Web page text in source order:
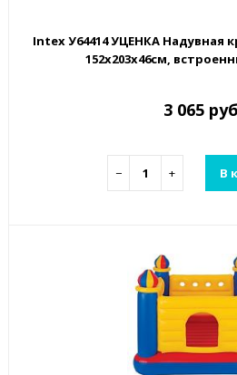
Intex У64414 УЦЕНКА Надувная
152х203х46см,
3 065
− + В